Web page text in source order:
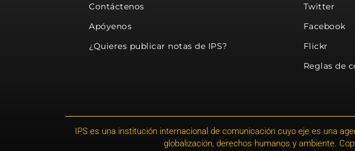
Contáctenos
Apóyenos
¿Quieres publicar notas de IPS?
Twitter
Facebook
Flickr
Reglas de
IPS es una institución internacional de comunicación cuyo eje es una
globalización, derechos humanos y ambiente.